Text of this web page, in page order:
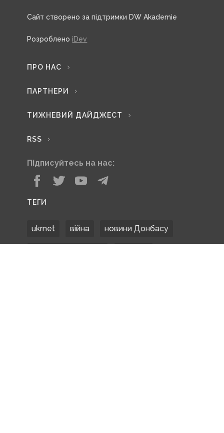
Сайт створено за підтримки DW Akademie
Розроблено iDev
ПРО НАС
ПАРТНЕРИ
ТИЖНЕВИЙ ДАЙДЖЕСТ
RSS
Підписуйтесь на нас:
ТЕГИ
ukrnet війна новини Донбасу